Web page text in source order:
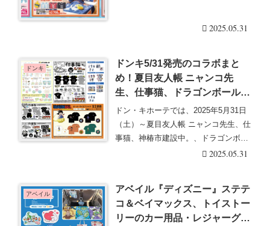
2025.05.31
ドンキ
ドンキ5/31発売のコラボまと
め！夏目友人帳 ニャンコ先
生、仕事猫、ドラゴンボール、
神椿市建設中。♡口コミ、入荷
数、行列、売り切れ、整理券
は？
ドン・キホーテでは、2025年5月31日
（土）～夏目友人帳 ニャンコ先生、仕
事猫、神椿市建設中。、ドラゴンボー
ルなどのコ・・・続きを読む2025.05.31
アベイル
アベイル『ディズニー』ステテ
コ＆ベイマックス、トイストー
リーのカー用品・レジャーグッ